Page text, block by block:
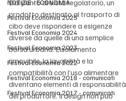
NOTIZIE - ECONOMIA
Festival Economia 2025
Festival Economia 2024
Festival Economia 2023
Festival Economia 2022
Festival Economia 2018 - comunicati
Festival Economia 2017 - comunicati
Dal punto di vista regolatorio, un
prodotto destinato al trasporto di
cibo deve rispondere a esigenze
diverse da quelle di una semplice
borsa urbana. L’isolamento
rimovibile, la lavabilità e la
compatibilità con l’uso alimentare
diventano elementi di responsabilità
del produttore. Il design non può